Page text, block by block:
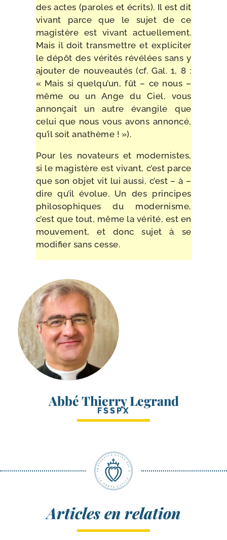
des actes (paroles et écrits). Il est dit
vivant parce que le sujet de ce
magis­tère est vivant actuel­le­ment.
Mais il doit trans­mettre et expli­ci­ter
le dépôt des véri­tés révé­lées sans y
ajou­ter de nou­veau­tés (cf. Gal. 1, 8 :
« Mais si quel­qu’un, fût – ce nous –
même ou un Ange du Ciel, vous
annon­çait un autre évan­gile que
celui que nous vous avons annon­cé,
qu’il soit anathème ! »).
Pour les nova­teurs et moder­nistes,
si le magis­tère est vivant, c’est parce
que son objet vit lui aus­si, c’est – à –
dire qu’il évo­lue. Un des prin­cipes
phi­lo­so­phiques du moder­nisme,
c’est que tout, même la véri­té, est en
mou­ve­ment, et donc sujet à se
modi­fier sans cesse.
Abbé Thierry Legrand
FSSPX
Articles en relation